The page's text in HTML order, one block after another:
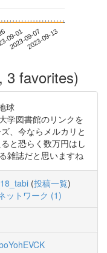
09-01
2023-09-072023-09-13
3 favorites)
球
学図書館のリンクを
、今ならメルカリと
と恐らく数万円はし
雑誌だと思いますね
(投稿一覧)
ットワーク (1)